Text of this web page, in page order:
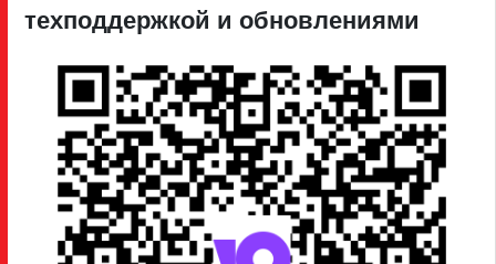
техподдержкой и обновлениями